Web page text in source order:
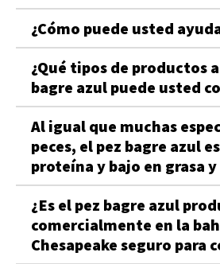
¿Cómo puede usted
¿Qué tipos de productos
bagre azul puede usted
Al igual que muchas
peces, el pez bagre azul
proteína y bajo en grasa
¿Es el pez bagre azul
comercialmente en la
Chesapeake seguro para